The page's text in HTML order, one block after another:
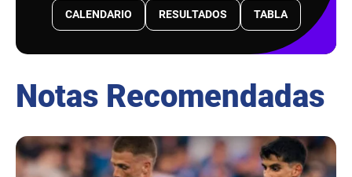
CALENDARIO RESULTADOS TABLA
Notas Recomendadas